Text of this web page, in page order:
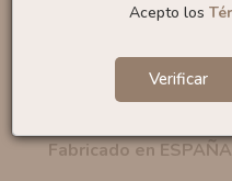
Acepto los
Verificar
Bombo E-
Formato:
24 ml
Porcentaje
Fabricado en ESPAÑA